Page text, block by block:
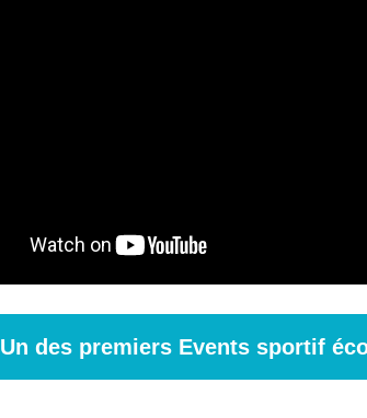
Un des premiers Events sportif